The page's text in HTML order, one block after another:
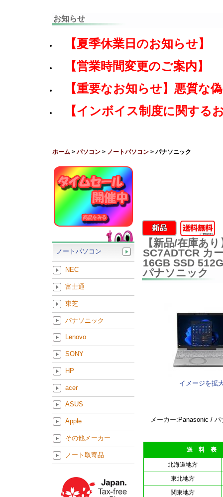
お知らせ
【夏季休業日のお知らせ】
【営業時間変更のご案内】
【重要なお知らせ】悪質な
【インボイス制度に関する
ホーム > パソコン > ノートパソコン > パナソニック
【新品/在庫あ
SC7ADTCR カ
16GB SSD
パナソニック
イメージを拡
メーカー:Panasonic / パ
送 料 表
北海道地方
東北地方
関東地方
ノートパソコン
NEC
富士通
東芝
パナソニック
Lenovo
SONY
HP
acer
ASUS
Apple
その他メーカー
ノート取寄品